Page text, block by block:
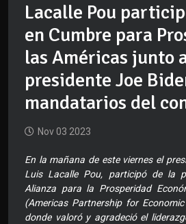
Lacalle Pou
en Cumbre para
las Américas junto
presidente Joe
mandatarios del
Nov 03 2023
En la mañana de este viernes el
Luis Lacalle Pou, participó de la
Alianza para la Prosperidad
(Americas Partnership for
donde valoró y agradeció el